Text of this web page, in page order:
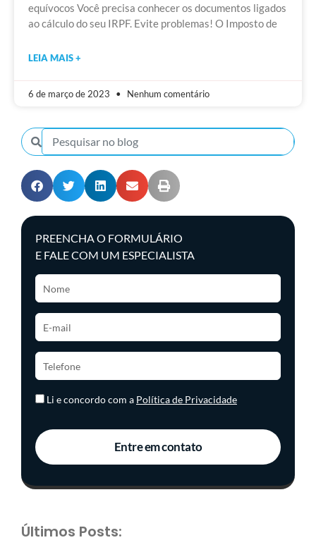
equívocos Você precisa conhecer os documentos ligados
ao cálculo do seu IRPF. Evite problemas! O Imposto de
LEIA MAIS +
6 de março de 2023 Nenhum comentário
PREENCHA O FORMULÁRIO
E FALE COM UM ESPECIALISTA
Li e concordo com a Política de Privacidade
Entre em contato
Últimos Posts: